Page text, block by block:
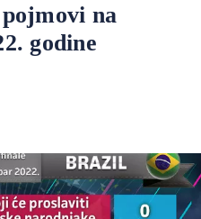
na
godine